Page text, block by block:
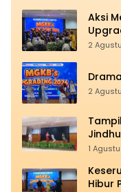
Aksi
2
2
1
Hibur